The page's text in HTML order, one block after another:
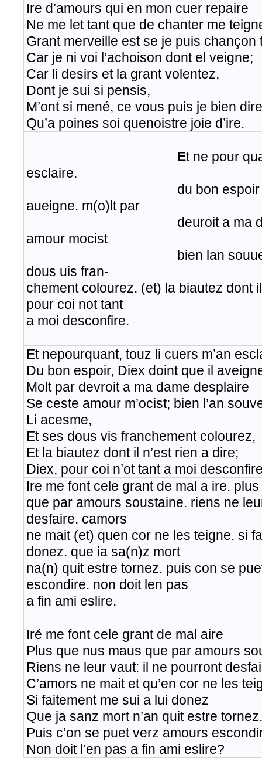
Ire d’amours qui en mon cuer repaire
Ne me let tant que de chanter me
Grant merveille est se je puis chançon
Car je ni voi l’achoison dont el veigne;
Car li desirs et la grant volentez,
Dont je sui si pensis,
M’ont si mené, ce vous puis je bien
Qu’a poines soi quenoistre joie d’ire.
Et ne pour
esclaire.
du bon espoir diex
aueigne. m(o)lt par
deuroit a ma dame
amour mocist
bien lan souueine li
dous uis fran-
chement colourez. (et) la biautez dont
pour coi not tant
a moi desconfire. ​
​Et nepourquant, touz li cuers m’an
Du bon espoir, Diex doint que il
Molt par devroit a ma dame desplaire
Se ceste amour m’ocist; bien l’an
Li acesme,
Et ses dous vis franchement colourez,
Et la biautez dont il n’est rien a dire;
Diex, pour coi n’ot tant a moi
Ire me font cele grant de mal a ire.
que par amours soustaine. riens ne
desfaire. camors
ne mait (et) quen cor ne les teigne. si
donez. que ia sa(n)z mort
na(n) quit estre tornez. puis con se
escondire. non doit len pas
a fin ami eslire.​
Iré me font cele grant de mal aire
Plus que nus maus que par amours
Riens ne leur vaut: il ne pourront
C’amors ne mait et qu’en cor ne les
Si faitement me sui a lui donez
Que ja sanz mort n’an quit estre tornez.
Puis c’on se puet verz amours
Non doit l’en pas a fin ami eslire?